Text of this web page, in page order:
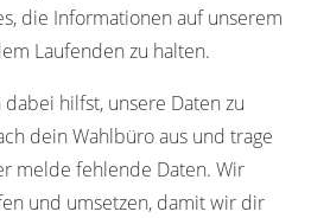
die Informationen auf unserem
Laufenden zu halten.
hilfst, unsere Daten zu
dein Wahlbüro aus und trage
melde fehlende Daten. Wir
und umsetzen, damit wir dir